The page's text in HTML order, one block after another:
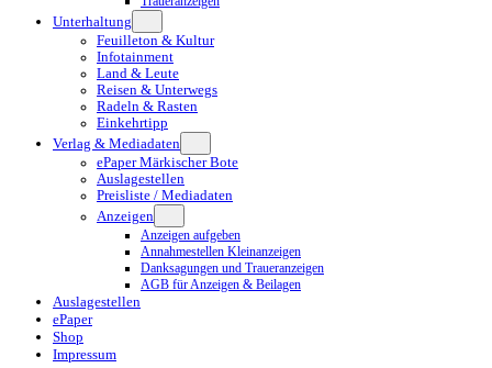
Unterhaltung
Feuilleton & Kultur
Infotainment
Land & Leute
Reisen & Unterwegs
Radeln & Rasten
Einkehrtipp
Verlag & Mediadaten
ePaper Märkischer Bote
Auslagestellen
Preisliste / Mediadaten
Anzeigen
Anzeigen aufgeben
Annahmestellen Kleinanzeigen
Danksagungen und Traueranzeigen
AGB für Anzeigen & Beilagen
Auslagestellen
ePaper
Shop
Impressum